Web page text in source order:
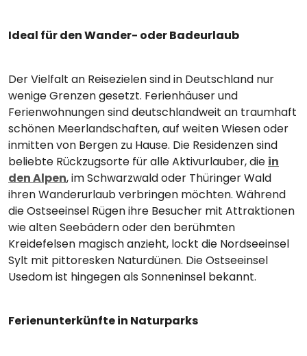
Ideal für den Wander- oder Badeurlaub
Der Vielfalt an Reisezielen sind in Deutschland nur
wenige Grenzen gesetzt. Ferienhäuser und
Ferienwohnungen sind deutschlandweit an traumhaft
schönen Meerlandschaften, auf weiten Wiesen oder
inmitten von Bergen zu Hause. Die Residenzen sind
beliebte Rückzugsorte für alle Aktivurlauber, die in
den Alpen, im Schwarzwald oder Thüringer Wald
ihren Wanderurlaub verbringen möchten. Während
die Ostseeinsel Rügen ihre Besucher mit Attraktionen
wie alten Seebädern oder den berühmten
Kreidefelsen magisch anzieht, lockt die Nordseeinsel
Sylt mit pittoresken Naturdünen. Die Ostseeinsel
Usedom ist hingegen als Sonneninsel bekannt.
Ferienunterkünfte in Naturparks